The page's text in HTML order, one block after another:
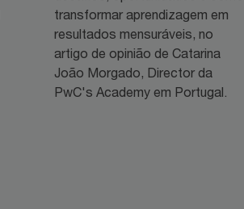
transformar aprendizagem em
resultados mensuráveis, no
artigo de opinião de Catarina
João Morgado, Director da
PwC's Academy em Portugal.